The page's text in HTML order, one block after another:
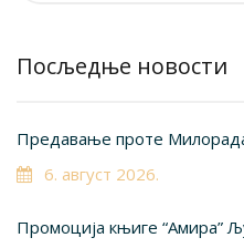
Посљедње новости
Предавање проте
6. август 2026.
Промоција књиге “Амира”